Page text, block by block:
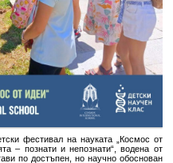
фестивал на науката „Космос от
– познати и непознати“, водена от
по достъпен, но научно обоснован